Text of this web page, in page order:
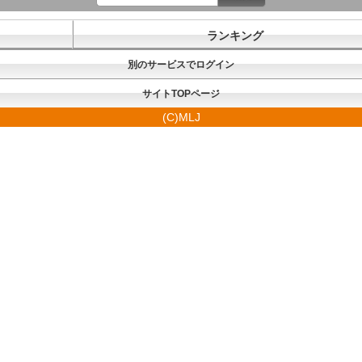
ランキング
別のサービスでログイン
サイトTOPページ
(C)MLJ